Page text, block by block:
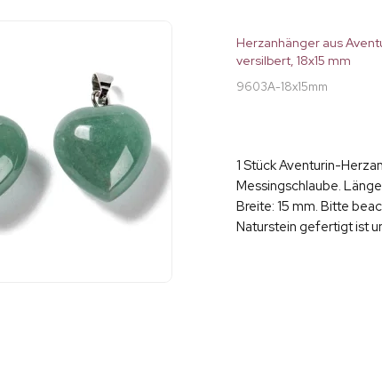
Herzanhänger aus
versilbert, 18x15 mm
9603A-18x15mm
1 Stück Aventurin-
Messingschlaube.
Breite: 15 mm. Bitte
Naturstein gefertigt ist